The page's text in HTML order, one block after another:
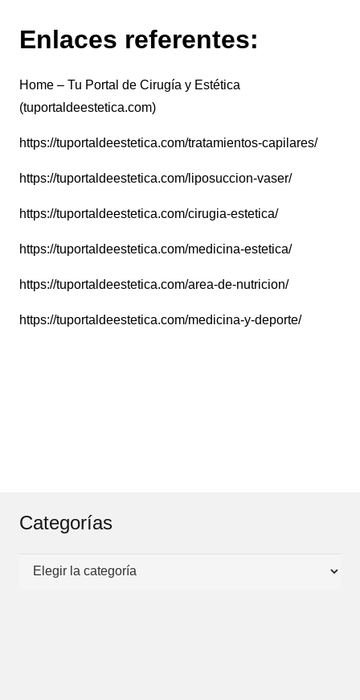
Enlaces referentes:
Home – Tu Portal de Cirugía y Estética
(tuportaldeestetica.com)
https://tuportaldeestetica.com/tratamientos-capilares/
https://tuportaldeestetica.com/liposuccion-vaser/
https://tuportaldeestetica.com/cirugia-estetica/
https://tuportaldeestetica.com/medicina-estetica/
https://tuportaldeestetica.com/area-de-nutricion/
https://tuportaldeestetica.com/medicina-y-deporte/
Categorías
Categorías